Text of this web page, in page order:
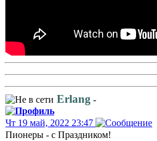
Erlang -
Чт 19 май, 2022 23:47
Пионеры - с Праздником!